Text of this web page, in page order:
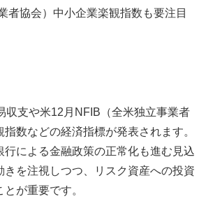
者協会）中小企業楽観指数も要注目
収支や米12月NFIB（全米独立事業者
数などの経済指標が発表されます。
行による金融政策の正常化も進む見込
きを注視しつつ、リスク資産への投資
が重要です。